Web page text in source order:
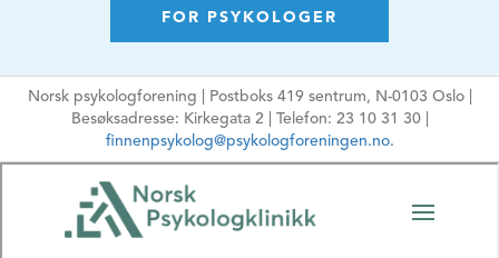
AVTALESPESIALIST Nei
DER
TLF. NR. 48461173
E-POSTADRESSE kristin.a@norskpsykologklinikk.no
Ikke oppgi sensitiv
FOR PSYKOLOGER
Norsk psykologforening | Postboks 419 sentrum, N-0103 Oslo |
Besøksadresse: Kirkegata 2 | Telefon: 23 10 31 30 |
finnenpsykolog@psykologforeningen.no.